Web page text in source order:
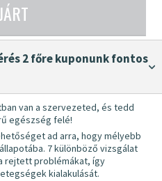
van a szervezeted, és tedd
egészség felé!
ad arra, hogy mélyebb
7 különböző vizsgálat
rejtett problémákat, így
kialakulását.